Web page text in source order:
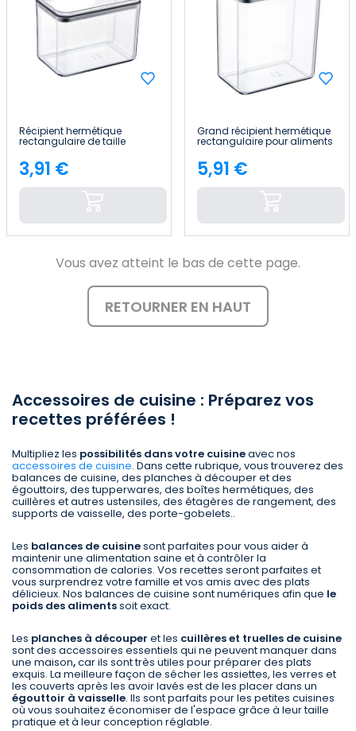
Récipient hermétique
rectangulaire de taille
moyenne pour aliments «
10.5x16.5x13cm » 7house
Price
3,91 €
Grand récipient hermétique
rectangulaire pour aliments
« 10.5x16.5x19cm » 7house
Price
5,91 €
Vous avez atteint le bas de cette page.
RETOURNER EN HAUT
Accessoires de cuisine : Préparez vos
recettes préférées !
Multipliez les possibilités dans votre cuisineavec nos
accessoires de cuisine. Dans cette rubrique, vous trouverez des
balances de cuisine, des planches à découper et des
égouttoirs, des tupperwares, des boîtes hermétiques, des
cuillères et autres ustensiles, des étagères de rangement, des
supports de vaisselle, des porte-gobelets..
Les balances de cuisinesont parfaites pour vous aider à
maintenir une alimentation saine et à contrôler la
consommation de calories. Vos recettes seront parfaites et
vous surprendrez votre famille et vos amis avec des plats
délicieux. Nos balances de cuisine sont numériques afin que le
poids des alimentssoit exact.
Les planches à découper et les cuillères et truelles de cuisine
sont des accessoires essentiels qui ne peuvent manquer dans
une maison,car ils sont très utiles pour préparer des plats
exquis. La meilleure façon de sécher les assiettes, les verres et
les couverts après les avoir lavés est de les placer dans un
égouttoir à vaisselle. Ils sont parfaits pour les petites cuisines
où vous souhaitez économiser de l'espace grâce à leur taille
pratique et à leur conception réglable.